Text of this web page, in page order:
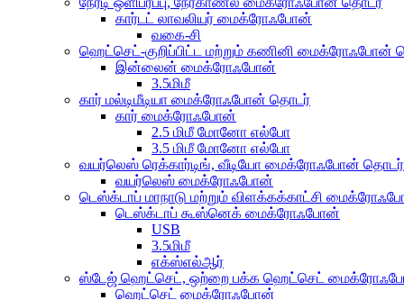
கார்டட் லாவலியர் மைக்ரோஃபோன்
வகை-சி
ஹெட்செட்-குறிப்பிட்ட மற்றும் கணினி மைக்ரோஃபோன்
இன்லைன் மைக்ரோஃபோன்
3.5மிமீ
கார் மல்டிமீடியா மைக்ரோஃபோன் தொடர்
கார் மைக்ரோஃபோன்
2.5 மிமீ மோனோ எல்போ
3.5 மிமீ மோனோ எல்போ
வயர்லெஸ் ரெக்கார்டிங், வீடியோ மைக்ரோஃபோன் தொடர்
வயர்லெஸ் மைக்ரோஃபோன்
டெஸ்க்டாப் மாநாடு மற்றும் விளக்கக்காட்சி
டெஸ்க்டாப் கூஸ்னெக் மைக்ரோஃபோன்
USB
3.5மிமீ
எக்ஸ்எல்ஆர்
ஸ்டேஜ் ஹெட்செட், ஒற்றை பக்க ஹெட்செட்
ஹெட்செட் மைக்ரோஃபோன்